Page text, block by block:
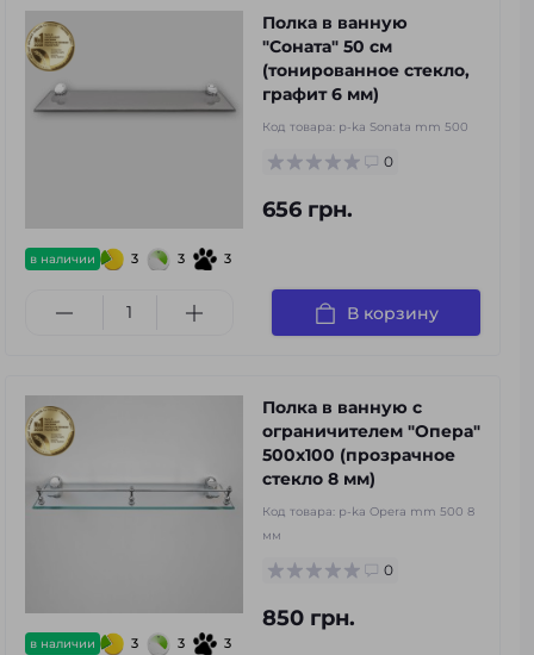
в наличии 3 3 3
Полка в ванную
"Соната" 50 см
(тонированное стекло,
графит 6 мм)
Код товара: p-ka Sonata mm 500
0
656 грн.
В корзину
в наличии 3 3 3
Полка в ванную с
ограничителем "Опера"
500x100 (прозрачное
стекло 8 мм)
Код товара: p-ka Opera mm 500 8
мм
0
850 грн.